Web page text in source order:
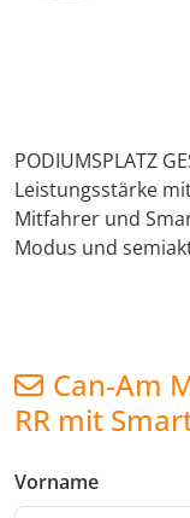
PODIUMSPLATZ
Leistungsstärke
Mitfahrer und
Modus und
Can-Am
RR mit
Vorname